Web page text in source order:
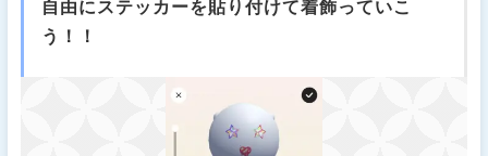
自由にステッカーを貼り付けて着飾っていこ
う！！